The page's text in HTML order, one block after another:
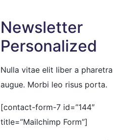
Newsletter
Personalized
Nulla vitae elit liber a pharetra
augue. Morbi leo risus porta.
[contact-form-7 id=”144″
title=”Mailchimp Form”]